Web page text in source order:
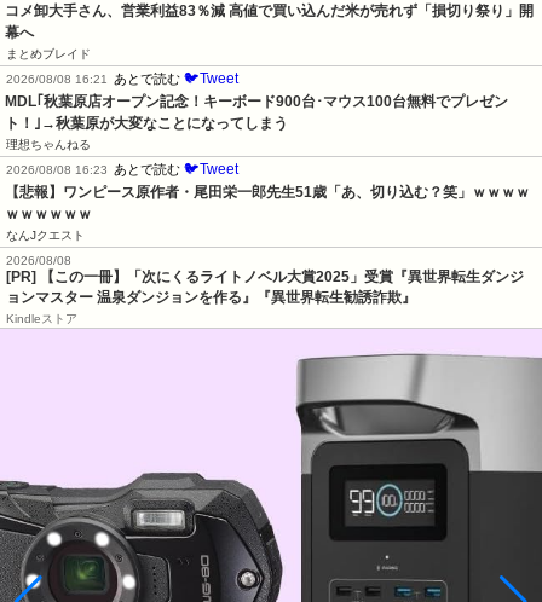
コメ卸大手さん、営業利益83％減 高値で買い込んだ米が売れず「損切り祭り」開
幕へ
まとめブレイド
2026/08/08 16:21
あとで読む 🐦Tweet
MDL｢秋葉原店オープン記念！キーボード900台･マウス100台無料でプレゼン
ト！｣→秋葉原が大変なことになってしまう
理想ちゃんねる
2026/08/08 16:23
あとで読む 🐦Tweet
【悲報】ワンピース原作者・尾田栄一郎先生51歳「あ、切り込む？笑」ｗｗｗｗ
ｗｗｗｗｗｗ
なんJクエスト
2026/08/08
[PR] 【この一冊】「次にくるライトノベル大賞2025」受賞『異世界転生ダンジ
ョンマスター 温泉ダンジョンを作る』『異世界転生勧誘詐欺』
Kindleストア